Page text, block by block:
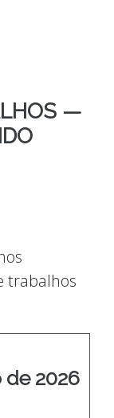
—
trabalhos
de 2026